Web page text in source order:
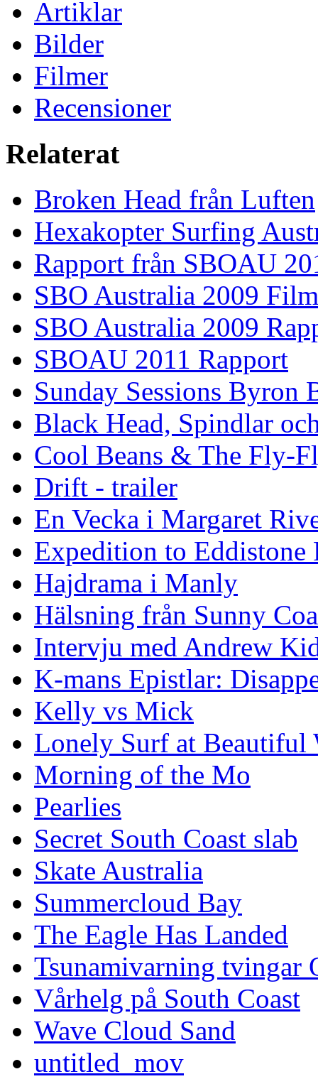
Artiklar
Bilder
Filmer
Recensioner
Relaterat
Broken Head från Luften
Hexakopter Surfing
Rapport från SBOAU
SBO Australia 2009 Film
SBO Australia 2009
SBOAU 2011 Rapport
Sunday Sessions Byron
Black Head, Spindlar
Cool Beans & The Fly-
Drift - trailer
En Vecka i Margaret
Expedition to Eddistone
Hajdrama i Manly
Hälsning från Sunny
Intervju med Andrew
K-mans Epistlar:
Kelly vs Mick
Lonely Surf at Beautiful
Morning of the Mo
Pearlies
Secret South Coast slab
Skate Australia
Summercloud Bay
The Eagle Has Landed
Tsunamivarning tvingar
Vårhelg på South Coast
Wave Cloud Sand
untitled_mov